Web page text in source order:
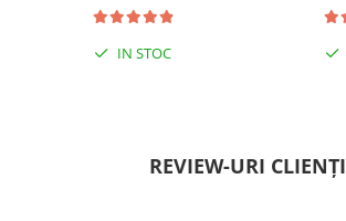
IN STOC
REVIEW-URI CLIENȚI